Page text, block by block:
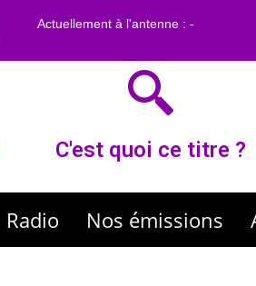
C'est quoi ce titre ?
Radio Nos émissions